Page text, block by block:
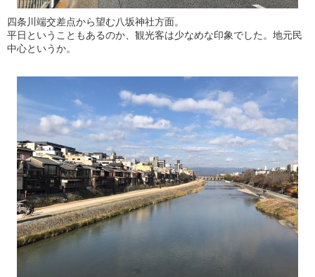
四条川端交差点から望む八坂神社方面。
平日ということもあるのか、観光客は少なめな印象でした。地元民
中心というか。